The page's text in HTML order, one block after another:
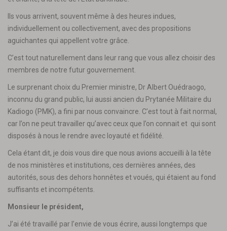
Ils vous arrivent, souvent même à des heures indues,
individuellement ou collectivement, avec des propositions
aguichantes qui appellent votre grâce.
C’est tout naturellement dans leur rang que vous allez choisir des
membres de notre futur gouvernement.
Le surprenant choix du Premier ministre, Dr Albert Ouédraogo,
inconnu du grand public, lui aussi ancien du Prytanée Militaire du
Kadiogo (PMK), a fini par nous convaincre. C’est tout à fait normal,
car l’on ne peut travailler qu’avec ceux que l’on connait et qui sont
disposés à nous le rendre avec loyauté et fidélité.
Cela étant dit, je dois vous dire que nous avions accueilli à la tête
de nos ministères et institutions, ces dernières années, des
autorités, sous des dehors honnêtes et voués, qui étaient au fond
suffisants et incompétents.
Monsieur le président,
J’ai été travaillé par l’envie de vous écrire, aussi longtemps que